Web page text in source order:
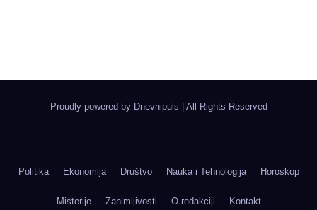
Proudly powered by Dnevnipuls All Rights Reserved
Politika Ekonomija Društvo Nauka i Tehnologija Horoskop
Misterije Zanimljivosti O redakciji Kontakt